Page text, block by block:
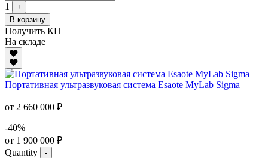
1
+
В корзину
Получить КП
На складе
Портативная ультразвуковая система Esaote MyLab Sigma
от 2 660 000 ₽
-40%
от 1 900 000 ₽
Quantity
-